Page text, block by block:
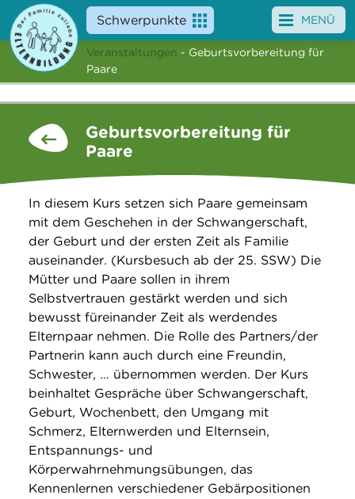
Schwerpunkte
Angebote
News
Über uns
Suche
MENÜ
Veranstaltungen - Geburtsvorbereitung für
Paare
Geburtsvorbereitung für
Paare
In diesem Kurs setzen sich Paare gemeinsam
mit dem Geschehen in der Schwangerschaft,
der Geburt und der ersten Zeit als Familie
auseinander. (Kursbesuch ab der 25. SSW) Die
Mütter und Paare sollen in ihrem
Selbstvertrauen gestärkt werden und sich
bewusst füreinander Zeit als werdendes
Elternpaar nehmen. Die Rolle des Partners/der
Partnerin kann auch durch eine Freundin,
Schwester, … übernommen werden. Der Kurs
beinhaltet Gespräche über Schwangerschaft,
Geburt, Wochenbett, den Umgang mit
Schmerz, Elternwerden und Elternsein,
Entspannungs- und
Körperwahrnehmungsübungen, das
Kennenlernen verschiedener Gebärpositionen